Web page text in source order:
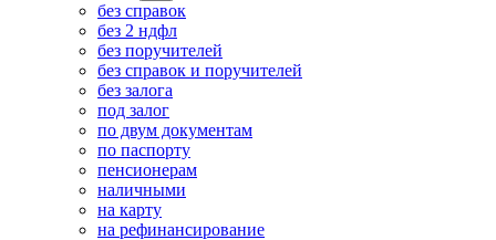
без справок
без 2 ндфл
без поручителей
без справок и поручителей
без залога
под залог
по двум документам
по паспорту
пенсионерам
наличными
на карту
на рефинансирование